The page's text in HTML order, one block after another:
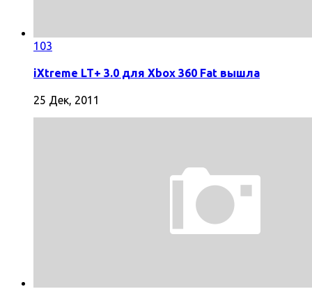
103
iXtreme LT+ 3.0 для Xbox 360 Fat вышла
25 Дек, 2011